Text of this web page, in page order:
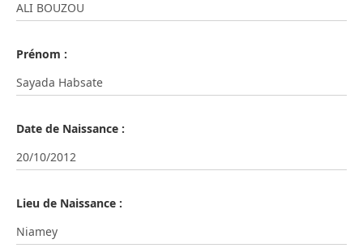
Prénom :
Date de Naissance :
Lieu de Naissance :